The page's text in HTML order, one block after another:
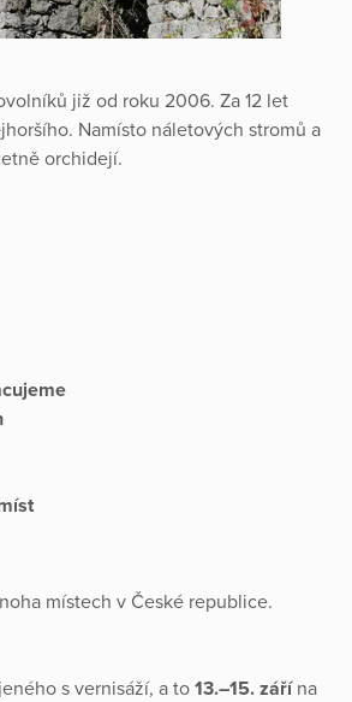
již od roku 2006. Za 12 let
Namísto náletových stromů a
orchidejí.
místech v České republice.
s vernisáží, a to 13.–15. zářína